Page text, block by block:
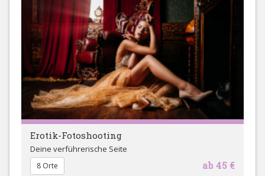
Erotik-Fotoshooting
Deine verführerische Seite
ab 45 €
8 Orte